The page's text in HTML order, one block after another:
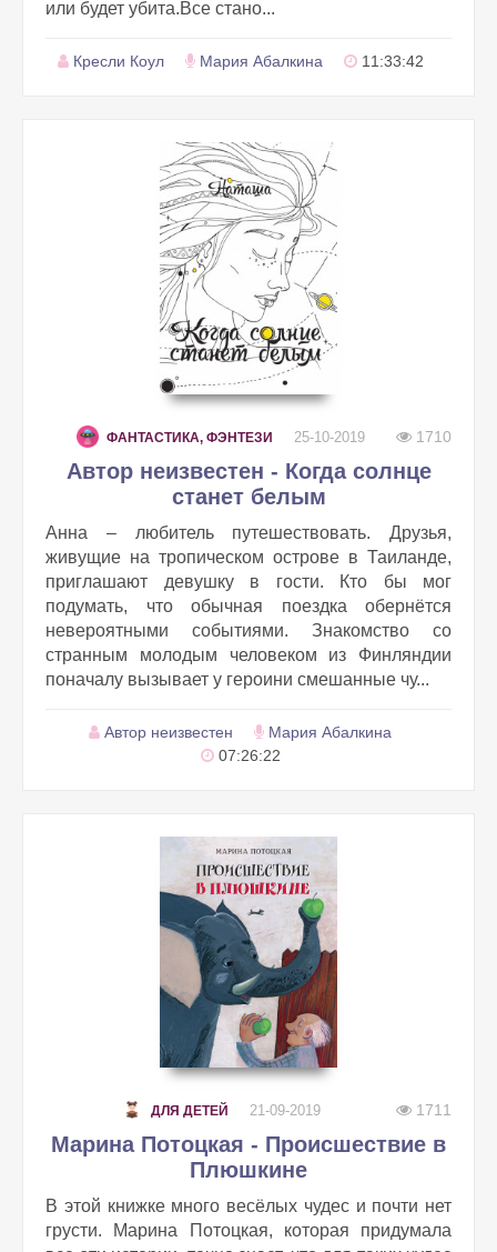
или будет убита.Все стано...
Кресли Коул Мария Абалкина 11:33:42
ФАНТАСТИКА, ФЭНТЕЗИ 25-10-2019 1710
Автор неизвестен - Когда солнце
станет белым
Анна – любитель путешествовать. Друзья,
живущие на тропическом острове в Таиланде,
приглашают девушку в гости. Кто бы мог
подумать, что обычная поездка обернётся
невероятными событиями. Знакомство со
странным молодым человеком из Финляндии
поначалу вызывает у героини смешанные чу...
Автор неизвестен
Мария Абалкина
07:26:22
ДЛЯ ДЕТЕЙ 21-09-2019 1711
Марина Потоцкая - Происшествие в
Плюшкине
В этой книжке много весёлых чудес и почти нет
грусти. Марина Потоцкая, которая придумала